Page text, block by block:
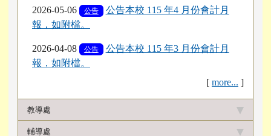
2026-05-06 公告
公告本校 115 年4 月份會計月
報，如附檔。
2026-04-08 公告
公告本校 115 年3 月份會計月
報，如附檔。
[ more... ]
教導處
輔導處